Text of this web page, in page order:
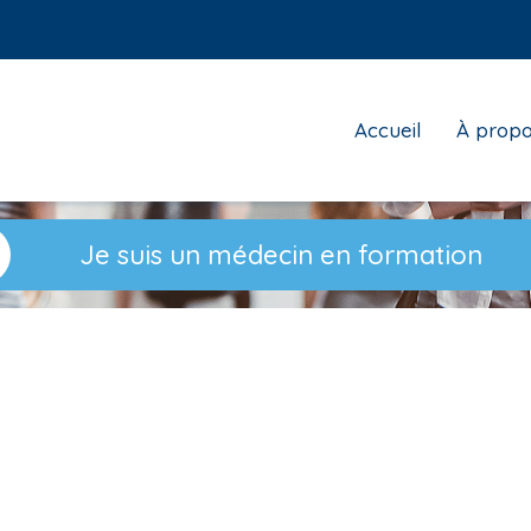
Accueil À
Je suis un médecin en formation